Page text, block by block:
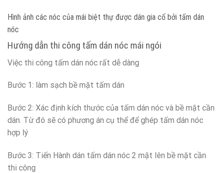
Hình ảnh các nóc của mái biệt thự được dán gia cố bởi tấm dán
nóc
Hướng dẫn thi công tấm dán nóc mái ngói
Việc thi công tấm dán nóc rất dễ dàng
Bước 1: làm sạch bề mặt tấm dán
Bước 2: Xác định kích thước của tấm dán nóc và bề mặt cần
dán. Từ đó sẽ có phương án cụ thể để ghép tấm dán nóc
hợp lý
Bước 3: Tiến Hành dán tấm dán nóc 2 mặt lên bề mặt cần
thi công